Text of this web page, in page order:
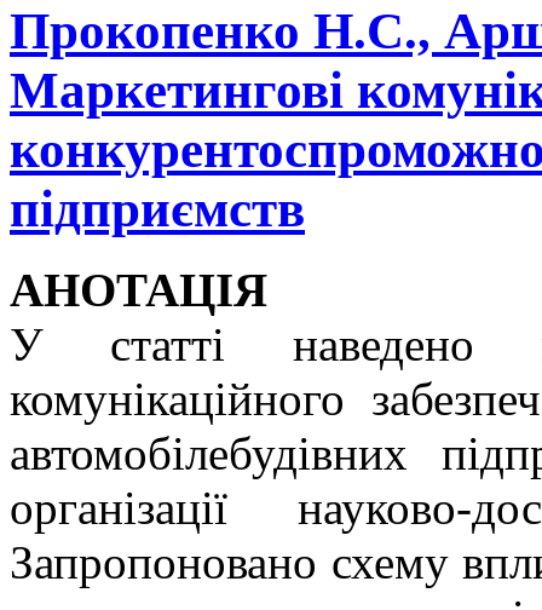
Прокопенко Н.С.,
Маркетингові
підприємств
АНОТАЦІЯ
У статті наведено
комунікаційного
автомобілебудівних
організації
Запропоновано схему